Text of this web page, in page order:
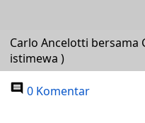
Carlo Ancelotti bersama
istimewa )
0 Komentar